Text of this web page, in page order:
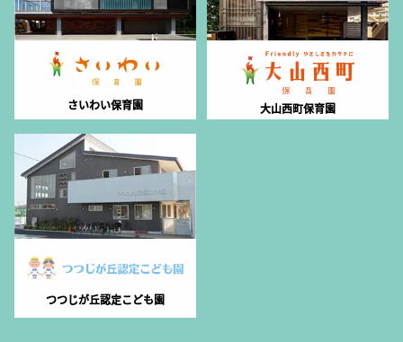
さいわい保育園 大山西町保育園
つつじが丘認定こども園